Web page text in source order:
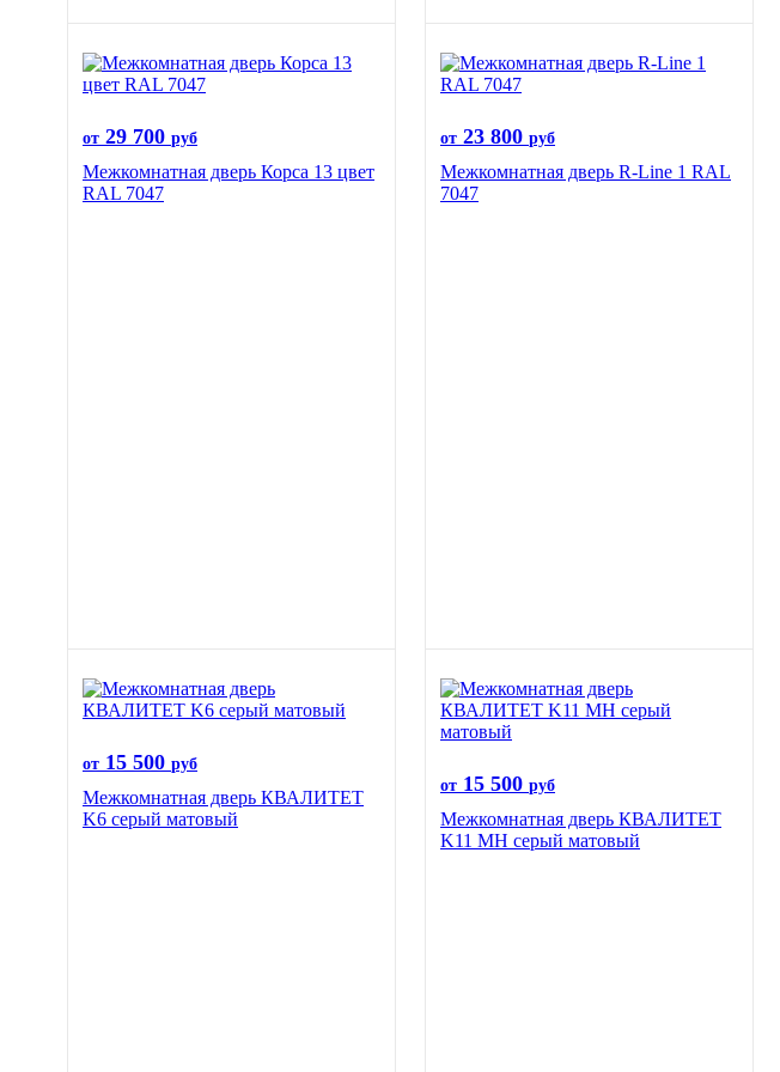
от 29 700 руб
Межкомнатная дверь Корса 13 цвет
RAL 7047
от 23 800 руб
Межкомнатная дверь R-Line 1 RAL
7047
от 15 500 руб
Межкомнатная дверь КВАЛИТЕТ
K6 серый матовый
от 15 500 руб
Межкомнатная дверь КВАЛИТЕТ
K11 MH серый матовый